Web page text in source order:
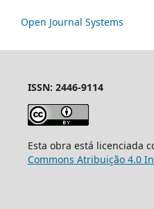
Open Journal Systems
ISSN: 2446-9114
Esta obra está licenciada
Commons Atribuição 4.0